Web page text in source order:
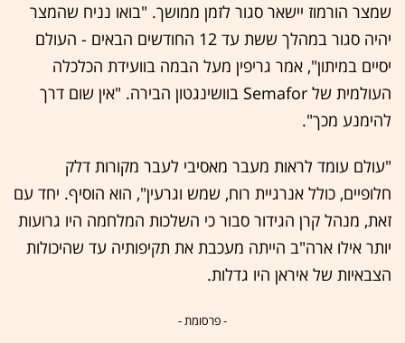
שמצר הורמוז יישאר סגור לזמן ממושך. "בואו נניח שהמצר
יהיה סגור במהלך ששת עד 12 החודשים הבאים - העולם
יסיים במיתון", אמר גריפין מעל הבמה בוועידת הכלכלה
העולמית של Semafor בוושינגטון הבירה. "אין שום דרך
להימנע מכך".
"עולם עומד לראות מעבר מאסיבי לעבר מקורות דלק
חלופיים, כולל אנרגיית רוח, שמש וגרעין", הוא הוסיף. יחד עם
זאת, מנהל קרן הגידור סבור כי השלכות המלחמה היו גרועות
יותר אילו ארה"ב הייתה מעכבת את תקיפותיה עד שהיכולות
הצבאיות של איראן היו גדלות.
- פרסומת -